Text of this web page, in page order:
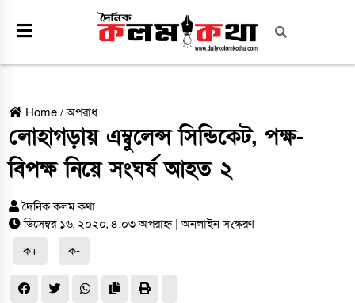
Home /অপরাধ
লোহাগড়ায় এম্বুলেন্স সিন্ডিকেট, পক্ষ-
বিপক্ষ নিয়ে সংঘর্ষ আহত ২
দৈনিক কলম কথা
ডিসেম্বর ১৬, ২০২০, ৪:০৩ অপরাহ্ন | অনলাইন সংস্করণ
ক+
ক-